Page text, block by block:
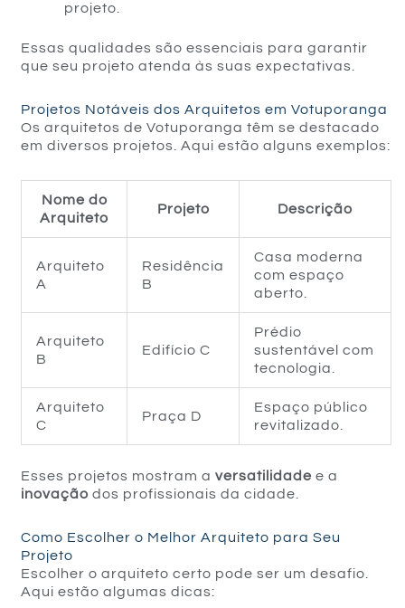
projeto.
Essas qualidades são essenciais para garantir
que seu projeto atenda às suas expectativas.
Projetos Notáveis dos Arquitetos em Votuporanga
Os arquitetos de Votuporanga têm se destacado
em diversos projetos. Aqui estão alguns exemplos:
Nome do
Arquiteto
Projeto Descrição
Arquiteto
A
Residência
B
Casa moderna
com espaço
aberto.
Arquiteto
B
Edifício C
Prédio
sustentável com
tecnologia.
Arquiteto
C
Praça D
Espaço público
revitalizado.
Esses projetos mostram aversatilidade e a
inovação dos profissionais da cidade.
Como Escolher o Melhor Arquiteto para Seu
Projeto
Escolher o arquiteto certo pode ser um desafio.
Aqui estão algumas dicas: